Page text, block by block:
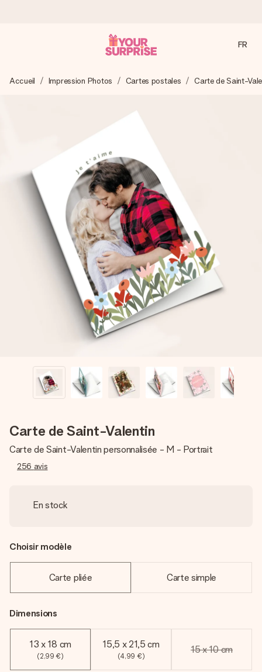
Nous préparons votre cadeau avec attention et l’envoyons
4,9 (sur la base de +15 000 avis)
Nos cadeaux sont appréciés. Les clients nous attribuent
une note de 4,9 sur Google Reviews (total de tous les
pays où nous sommes présents).
Carte de vœux gratuite
Créez quelque chose d’unique en quelques étapes – avec
son prénom, votre photo ou un message qui touche le cœur.
Sans complications, juste tout l’amour pour le moment idéal.
FR
Accueil Impression Photos Cartes postales Carte de Saint-
Carte de Saint-Valentin
Carte de Saint-Valentin personnalisée - M - Portrait
256 avis
En stock
Choisir modèle
Carte pliée Carte simple
Dimensions
13 x 18 cm
(2,99 €)
15,5 x 21,5 cm
(4,99 €)
15 x 10 cm